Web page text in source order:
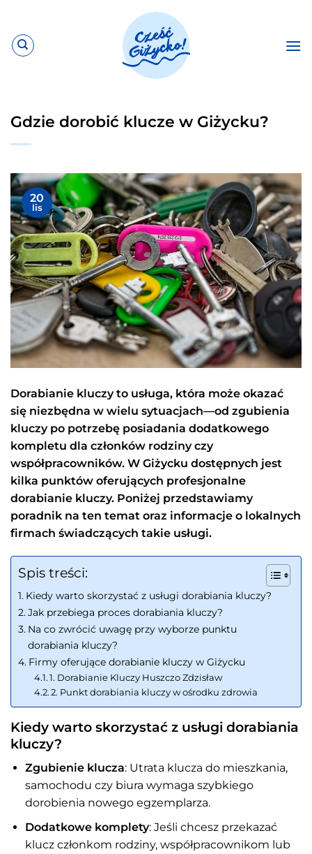
zawartości
Gdzie dorobić klucze w Giżycku?
20
lis
Dorabianie kluczy to usługa, która może okazać
się niezbędna w wielu sytuacjach—od zgubienia
kluczy po potrzebę posiadania dodatkowego
kompletu dla członków rodziny czy
współpracowników. W Giżycku dostępnych jest
kilka punktów oferujących profesjonalne
dorabianie kluczy. Poniżej przedstawiamy
poradnik na ten temat oraz informacje o lokalnych
firmach świadczących takie usługi.
Spis treści:
Kiedy warto skorzystać z usługi dorabiania kluczy?
Jak przebiega proces dorabiania kluczy?
Na co zwrócić uwagę przy wyborze punktu
dorabiania kluczy?
Firmy oferujące dorabianie kluczy w Giżycku
1. Dorabianie Kluczy Huszczo Zdzisław
2. Punkt dorabiania kluczy w ośrodku zdrowia
Kiedy warto skorzystać z usługi dorabiania
kluczy?
Zgubienie klucza: Utrata klucza do mieszkania,
samochodu czy biura wymaga szybkiego
dorobienia nowego egzemplarza.
Dodatkowe komplety: Jeśli chcesz przekazać
klucz członkom rodziny, współpracownikom lub